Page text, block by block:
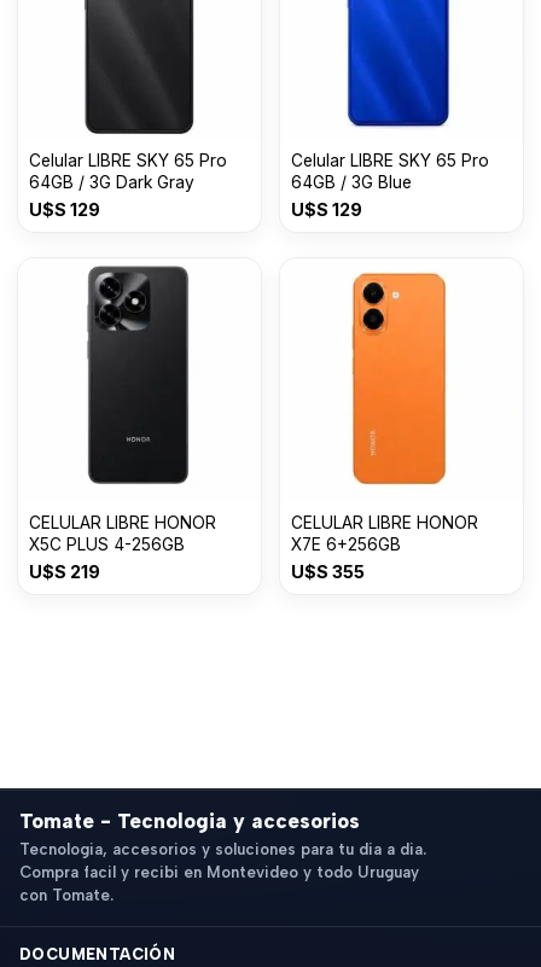
Celular LIBRE SKY 65 Pro
64GB / 3G Dark Gray
U$S 129
Celular LIBRE SKY 65 Pro
64GB / 3G Blue
U$S 129
CELULAR LIBRE HONOR
X5C PLUS 4-256GB
U$S 219
CELULAR LIBRE HONOR
X7E 6+256GB
U$S 355
Tomate - Tecnologia y accesorios
Tecnologia, accesorios y soluciones para tu dia a dia.
Compra facil y recibi en Montevideo y todo Uruguay
con Tomate.
DOCUMENTACIÓN